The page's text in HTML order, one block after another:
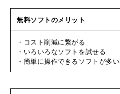
無料ソフトのメリット
・コスト削減に繋がる
・いろいろなソフトを試せる
・簡単に操作できるソフトが多い